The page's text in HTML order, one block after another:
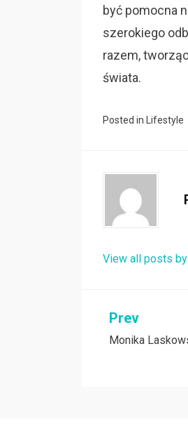
być pomocna
szerokiego
razem,
świata.
Posted in Lifestyle
View all posts
Nawigacja
wpisu
Prev
Monika